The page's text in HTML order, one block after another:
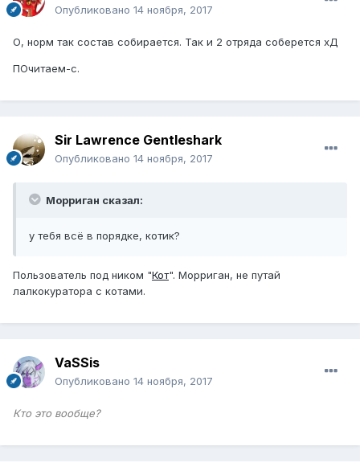
Опубликовано 14 ноября, 2017
О, норм так состав собирается. Так и 2 отряда соберется хД
ПОчитаем-с.
Sir Lawrence Gentleshark
Опубликовано 14 ноября, 2017
Морриган сказал:
у тебя всё в порядке, котик?
Пользователь под ником "Кот". Морриган, не путай
лалкокуратора с котами.
VaSSis
Опубликовано 14 ноября, 2017
Кто это вообще?